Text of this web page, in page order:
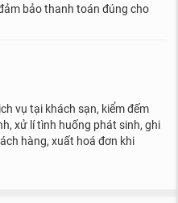
bảo thanh toán đúng cho
vụ tại khách sạn, kiểm đếm
xử lí tình huống phát sinh, ghi
hàng, xuất hoá đơn khi